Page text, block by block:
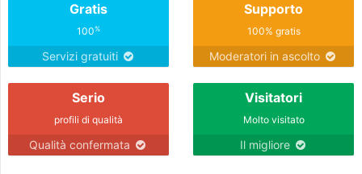
Gratis
100%
Servizi gratuiti
Supporto
100% gratis
Moderatori in ascolto
Serio
profili di qualità
Qualità confermata
Visitatori
Molto visitato
Il migliore